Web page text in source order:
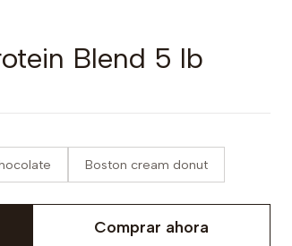
Blend 5 lb
Boston cream donut
Comprar ahora